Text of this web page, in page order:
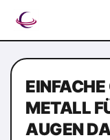
METALL
AUGEN